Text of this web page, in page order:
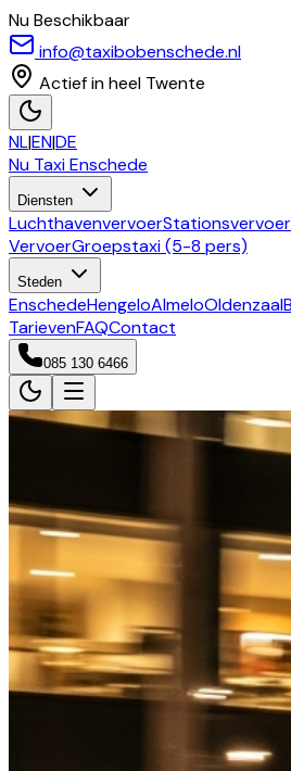
Nu Beschikbaar
info@taxibobenschede.nl
Actief in heel Twente
NL|EN|DE
Nu TaxiEnschede
Diensten
LuchthavenvervoerStationsvervoer
VervoerGroepstaxi (5-8 pers)
Steden
EnschedeHengeloAlmeloOldenzaal
TarievenFAQContact
085 130 6466